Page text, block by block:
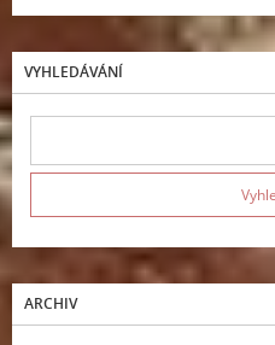
VYHLEDÁVÁNÍ
ARCHIV